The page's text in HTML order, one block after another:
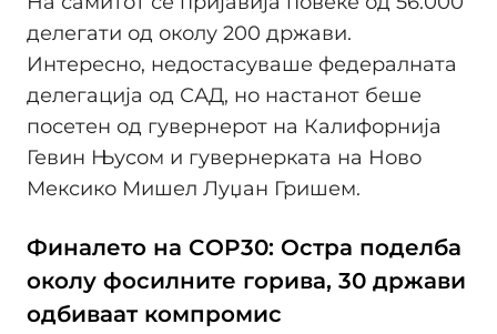
делегати од околу 200 држави.
Интересно, недостасуваше федералната
делегација од САД, но настанот беше
посетен од гувернерот на Калифорнија
Гевин Њусом и гувернерката на Ново
Мексико Мишел Луџан Гришем.
Финалето на COP30: Остра поделба
околу фосилните горива, 30 држави
одбиваат компромис